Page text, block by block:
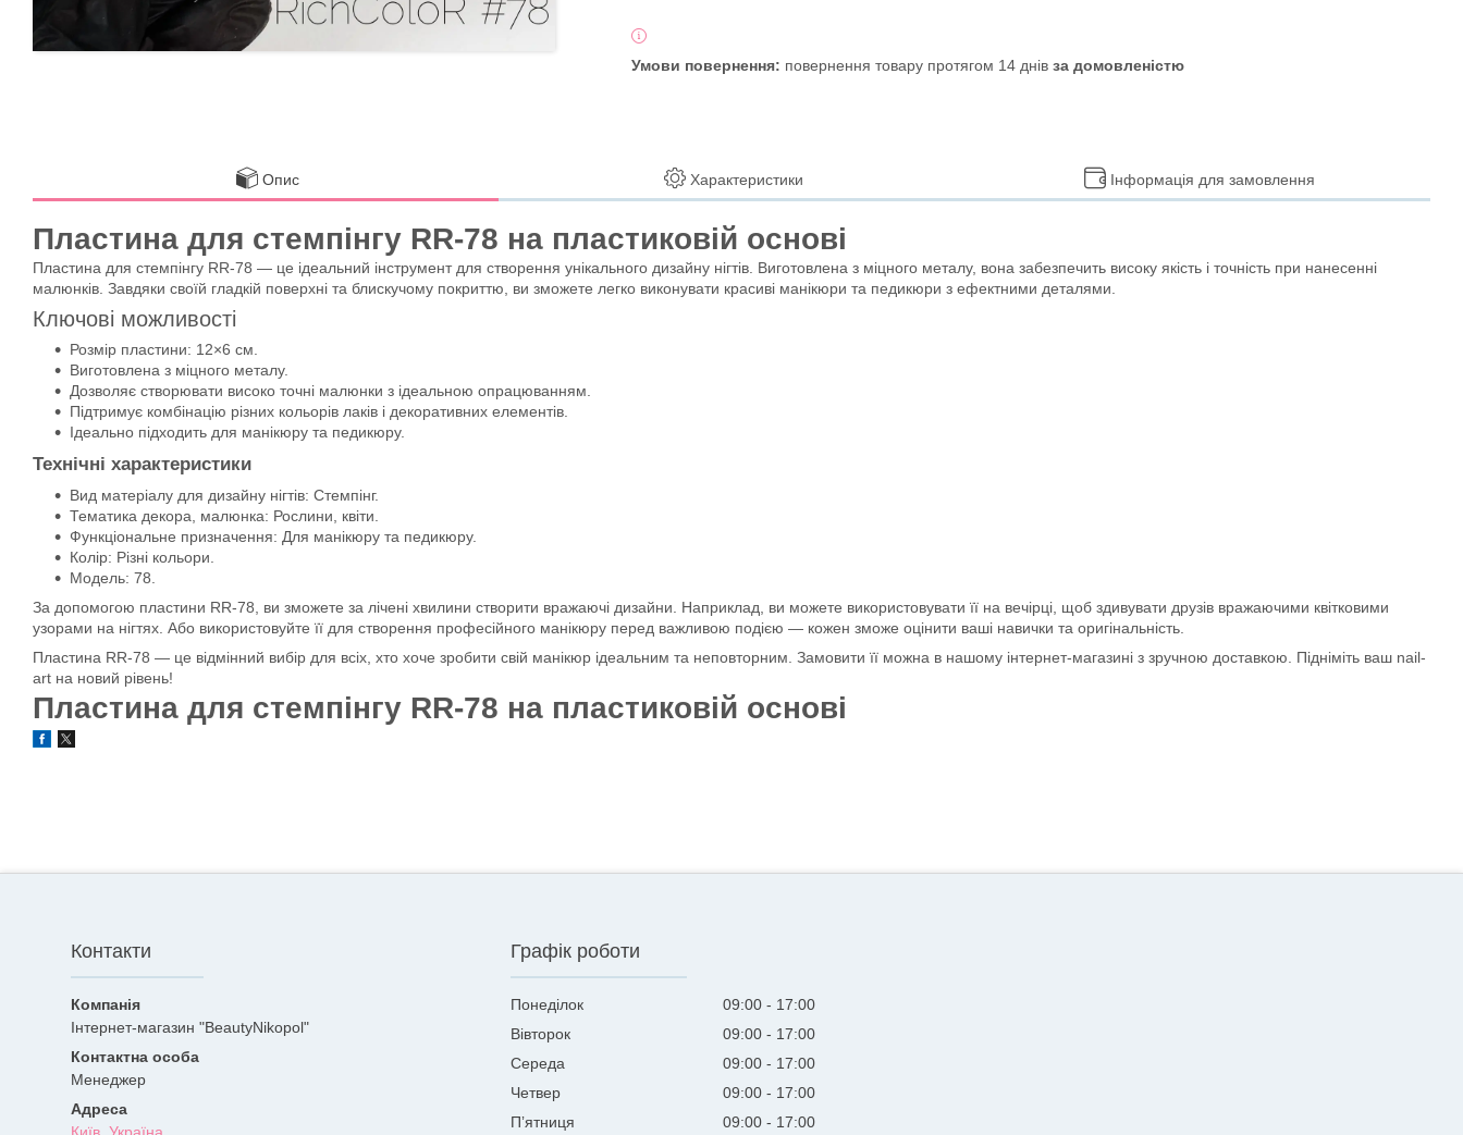
повернення товару протягом 14 днів за домовленістю
Опис Характеристики Інформація для замовлення
Пластина для стемпінгу RR-78 на пластиковій основі
Пластина для стемпінгу RR-78 — це ідеальний інструмент для створення унікального дизайну нігтів. Виготовлена з міцного металу, вона забезпечить високу якість і точність при нанесенні
малюнків. Завдяки своїй гладкій поверхні та блискучому покриттю, ви зможете легко виконувати красиві манікюри та педикюри з ефектними деталями.
Ключові можливості
Розмір пластини: 12×6 см.
Виготовлена з міцного металу.
Дозволяє створювати високо точні малюнки з ідеальною опрацюванням.
Підтримує комбінацію різних кольорів лаків і декоративних елементів.
Ідеально підходить для манікюру та педикюру.
Технічні характеристики
Вид матеріалу для дизайну нігтів: Стемпінг.
Тематика декора, малюнка: Рослини, квіти.
Функціональне призначення: Для манікюру та педикюру.
Колір: Різні кольори.
Модель: 78.
За допомогою пластини RR-78, ви зможете за лічені хвилини створити вражаючі дизайни. Наприклад, ви можете використовувати її на вечірці, щоб здивувати друзів вражаючими квітковими
узорами на нігтях. Або використовуйте її для створення професійного манікюру перед важливою подією — кожен зможе оцінити ваші навички та оригінальність.
Пластина RR-78 — це відмінний вибір для всіх, хто хоче зробити свій манікюр ідеальним та неповторним. Замовити її можна в нашому інтернет-магазині з зручною доставкою. Підніміть ваш nail-
art на новий рівень!
Пластина для стемпінгу RR-78 на пластиковій основі
Контакти
Інтернет-магазин "BeautyNikopol"
Менеджер
Графік роботи
Понеділок 09:00
17:00
Вівторок
09:00
17:00
Середа
09:00
17:00
Четвер
09:00
17:00
Пʼятниця
09:00 17:00